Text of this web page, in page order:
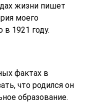
жизни пишет
моего
в 1921 году.
фактах в
что родился он
образование.